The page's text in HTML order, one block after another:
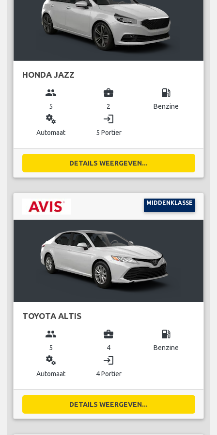
HONDA JAZZ
group
5
business_center
2
local_gas_station
Benzine
miscellaneous_services
Automaat
login
5 Portier
DETAILS WEERGEVEN...
MIDDENKLASSE
TOYOTA ALTIS
group
5
business_center
4
local_gas_station
Benzine
miscellaneous_services
Automaat
login
4 Portier
DETAILS WEERGEVEN...